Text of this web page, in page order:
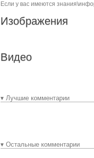
Если у вас имеются
Изображения
Видео
▾ Лучшие комментарии
▾ Остальные комментарии